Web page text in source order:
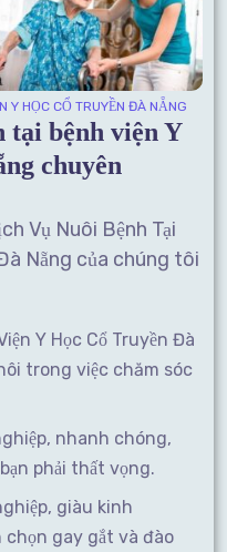
Y HỌC CỔ TRUYỀN ĐÀ NẴNG
tại bệnh viện Y
chuyên
Vụ Nuôi Bệnh Tại
Nẵng của chúng tôi
Y Học Cổ Truyền Đà
trong việc chăm sóc
nhanh chóng,
phải thất vọng.
giàu kinh
gay gắt và đào